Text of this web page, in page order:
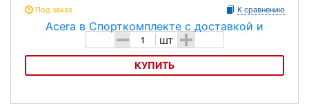
Под заказ К сравнению
- шт +
КУПИТЬ